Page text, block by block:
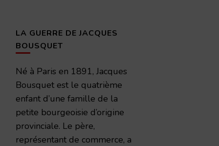
LA GUERRE DE JACQUES
BOUSQUET
Né à Paris en 1891, Jacques
Bousquet est le quatrième
enfant d’une famille de la
petite bourgeoisie d’origine
provinciale. Le père,
représentant de commerce, a